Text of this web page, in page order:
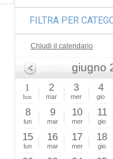
FILTRA PER
Chiudi il calendario
giugno
1
lun
2
mar
3
mer
4
gio
8
lun
9
mar
10
mer
11
gio
15
lun
16
mar
17
mer
18
gio